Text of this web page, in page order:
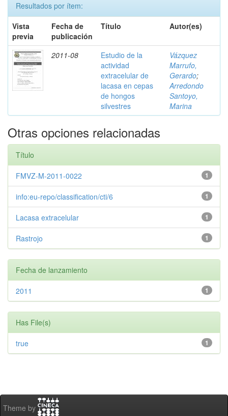
Resultados por ítem:
Vista
previa
Fecha de
publicación
Título Autor(es)
2011-08
Estudio de la
actividad
extracelular de
lacasa en cepas
de hongos
silvestres
Vázquez
Marrufo,
Gerardo;
Arredondo
Santoyo,
Marina
Otras opciones relacionadas
Título
1
FMVZ-M-2011-0022
1
info:eu-repo/classification/cti/6
1
Lacasa extracelular
1
Rastrojo
Fecha de lanzamiento
1
2011
Has File(s)
1
true
Theme by